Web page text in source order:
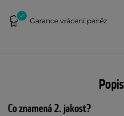
Garance vrácení peněz
Popis
Co znamená 2. jakost?